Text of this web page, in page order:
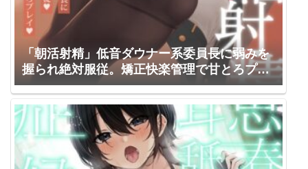
「朝活射精」低音ダウナー系委員長に弱みを
握られ絶対服従。矯正快楽管理で甘とろプレ
イ～ろのみやひなぎくのばあい～ / ひなぎく
亭 / 狼ノ宮ヒナギク